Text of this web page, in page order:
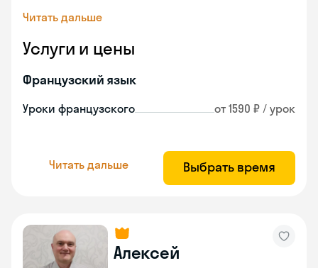
Читать дальше
Услуги и цены
Французский язык
Уроки французского от 1590 ₽ / урок
Читать дальше Выбрать время
Алексей